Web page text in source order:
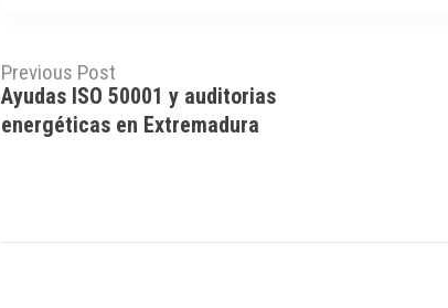
Ayudas ISO 50001 y auditorias
energéticas en Extremadura
Previous Post